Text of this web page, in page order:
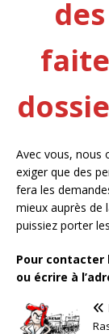
Avec vous, nous
exiger que des
fera les
mieux auprès de
puissiez porter
Pour contacter
ou écrire à